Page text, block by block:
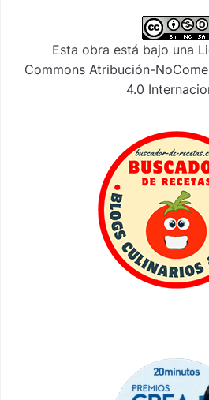
Esta obra está bajo una
Commons Atribución-
4.0